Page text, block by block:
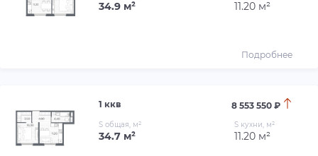
34.9 м² 11.20 м²
Подробнее
1 ккв 8 553 550 ₽
S общая, м²
34.7 м²
S кухни, м²
11.20 м²